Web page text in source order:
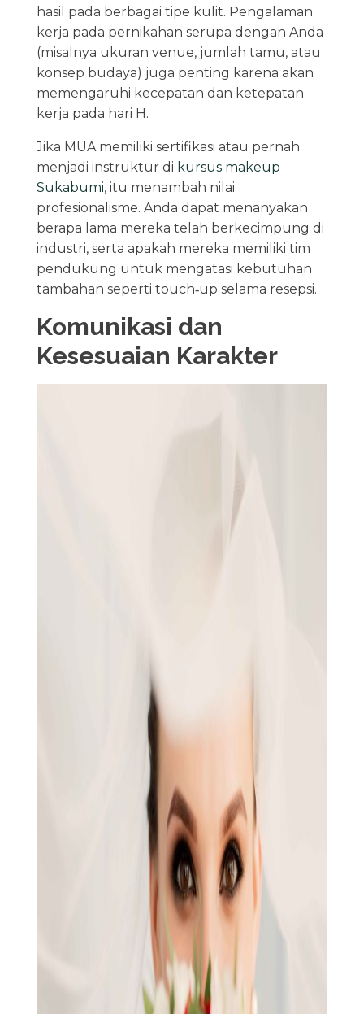
hasil pada berbagai tipe kulit. Pengalaman
kerja pada pernikahan serupa dengan Anda
(misalnya ukuran venue, jumlah tamu, atau
konsep budaya) juga penting karena akan
memengaruhi kecepatan dan ketepatan
kerja pada hari H.
Jika MUA memiliki sertifikasi atau pernah
menjadi instruktur di kursus makeup
Sukabumi, itu menambah nilai
profesionalisme. Anda dapat menanyakan
berapa lama mereka telah berkecimpung di
industri, serta apakah mereka memiliki tim
pendukung untuk mengatasi kebutuhan
tambahan seperti touch‑up selama resepsi.
Komunikasi dan
Kesesuaian Karakter